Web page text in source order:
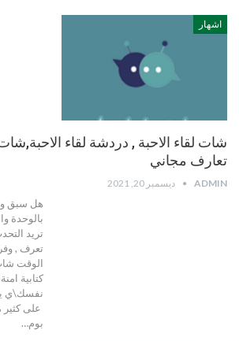
اشهار
شات لقاء الاحبة , دردشة لقاء الاحبة,شات
تعارف مجاني
ADMIN ديسمبر 20, 2021
هل سبق
بالوحدة
تريد
تعرف ,
الوقت
كتابية
نفسك\ي
على
بوم…